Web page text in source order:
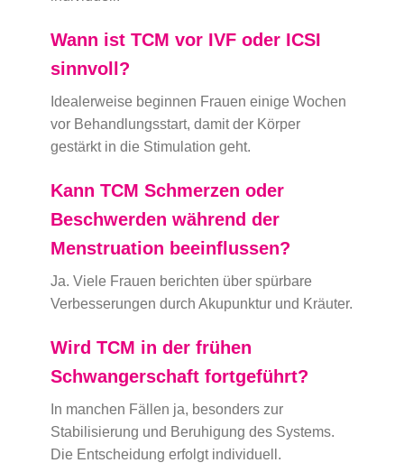
Wann ist TCM vor IVF oder ICSI
sinnvoll?
Idealerweise beginnen Frauen einige Wochen
vor Behandlungsstart, damit der Körper
gestärkt in die Stimulation geht.
Kann TCM Schmerzen oder
Beschwerden während der
Menstruation beeinflussen?
Ja. Viele Frauen berichten über spürbare
Verbesserungen durch Akupunktur und Kräuter.
Wird TCM in der frühen
Schwangerschaft fortgeführt?
In manchen Fällen ja, besonders zur
Stabilisierung und Beruhigung des Systems.
Die Entscheidung erfolgt individuell.